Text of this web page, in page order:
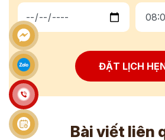
ĐẶT LỊCH
Bài viết liên